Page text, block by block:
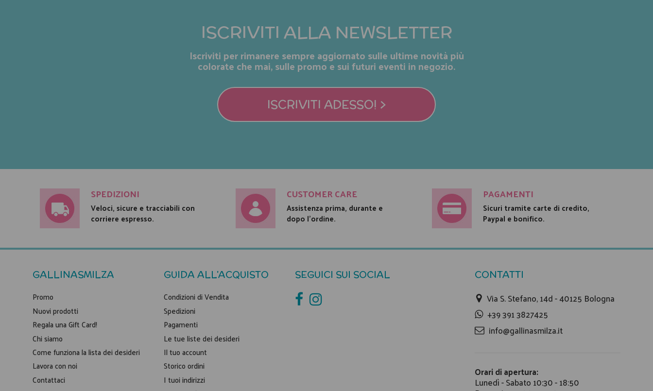
ISCRIVITI ALLA NEWSLETTER
Iscriviti per rimanere sempre aggiornato sulle ultime novità più
colorate che mai, sulle promo e sui futuri eventi in negozio.
ISCRIVITI ADESSO! >
SPEDIZIONI
Veloci, sicure e tracciabili con
corriere espresso.
CUSTOMER CARE
Assistenza prima, durante e
dopo l'ordine.
PAGAMENTI
Sicuri tramite carte di credito,
Paypal e bonifico.
GALLINASMILZA
Promo
Nuovi prodotti
Regala una Gift Card!
Chi siamo
Come funziona la lista dei desideri
Lavora con noi
Contattaci
GUIDA ALL'ACQUISTO
Condizioni di Vendita
Spedizioni
Pagamenti
Le tue liste dei desideri
Il tuo account
Storico ordini
I tuoi indirizzi
SEGUICI SUI SOCIAL CONTATTI
Via S. Stefano, 14d - 40125 Bologna
+39 391 3827425
info@gallinasmilza.it
Orari di apertura:
Lunedì - Sabato 10:30 - 18:50